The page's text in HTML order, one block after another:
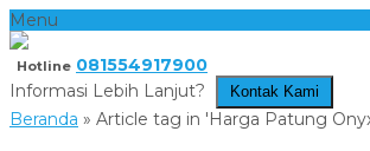
Menu
Hotline 081554917900
Informasi Lebih Lanjut?
Kontak Kami
Beranda » Article tag in 'Harga Patung